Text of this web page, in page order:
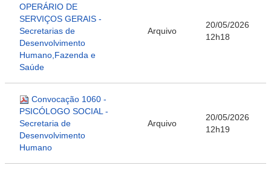
OPERÁRIO DE
SERVIÇOS GERAIS -
Secretarias de
Desenvolvimento
Humano,Fazenda e
Saúde
Arquivo
20/05/2026
12h18
Convocação 1060 -
PSICÓLOGO SOCIAL -
Secretaria de
Desenvolvimento
Humano
Arquivo
20/05/2026
12h19